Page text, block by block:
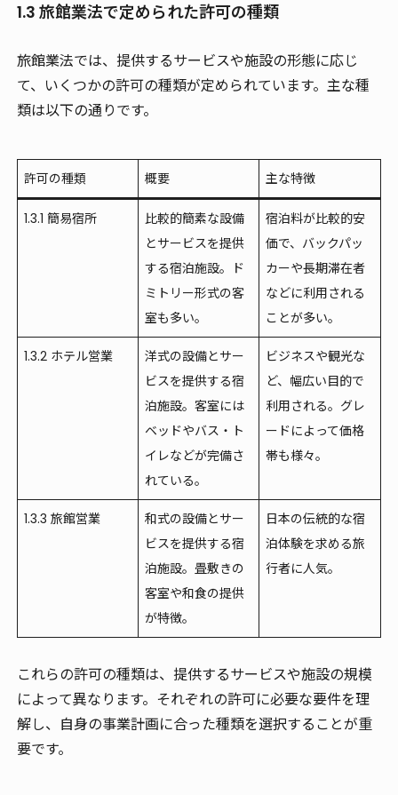
1.3 旅館業法で定められた許可の種類
旅館業法では、提供するサービスや施設の形態に応じ
て、いくつかの許可の種類が定められています。主な種
類は以下の通りです。
許可の種類 概要 主な特徴
1.3.1 簡易宿所
比較的簡素な設備
とサービスを提供
する宿泊施設。ド
ミトリー形式の客
室も多い。
宿泊料が比較的安
価で、バックパッ
カーや長期滞在者
などに利用される
ことが多い。
1.3.2 ホテル営業
洋式の設備とサー
ビスを提供する宿
泊施設。客室には
ベッドやバス・ト
イレなどが完備さ
れている。
ビジネスや観光な
ど、幅広い目的で
利用される。グレ
ードによって価格
帯も様々。
1.3.3 旅館営業
和式の設備とサー
ビスを提供する宿
泊施設。畳敷きの
客室や和食の提供
が特徴。
日本の伝統的な宿
泊体験を求める旅
行者に人気。
これらの許可の種類は、提供するサービスや施設の規模
によって異なります。それぞれの許可に必要な要件を理
解し、自身の事業計画に合った種類を選択することが重
要です。